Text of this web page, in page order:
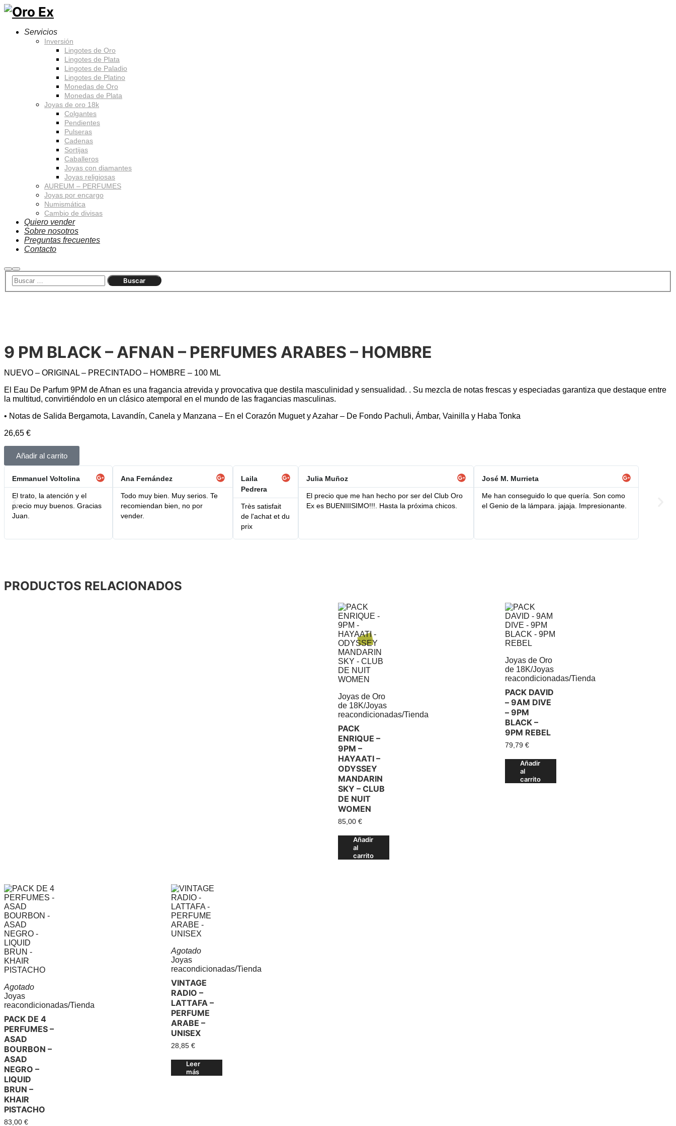
Servicios
Inversión
Lingotes de Oro
Lingotes de Plata
Lingotes de Paladio
Lingotes de Platino
Monedas de Oro
Monedas de Plata
Joyas de oro 18k
Colgantes
Pendientes
Pulseras
Cadenas
Sortijas
Caballeros
Joyas con diamantes
Joyas religiosas
AUREUM – PERFUMES
Joyas por encargo
Numismática
Cambio de divisas
Quiero vender
Sobre nosotros
Preguntas frecuentes
Contacto
9 PM BLACK – AFNAN – PERFUMES ARABES – HOMBRE
NUEVO – ORIGINAL – PRECINTADO – HOMBRE – 100 ML
El Eau De Parfum 9PM de Afnan es una fragancia atrevida y provocativa que destila masculinidad y sensualidad. . Su mezcla de notas frescas y especiadas garantiza que destaque entre
la multitud, convirtiéndolo en un clásico atemporal en el mundo de las fragancias masculinas.
• Notas de Salida Bergamota, Lavandín, Canela y Manzana – En el Corazón Muguet y Azahar – De Fondo Pachuli, Ámbar, Vainilla y Haba Tonka
26,65 €
Añadir al carrito
Emmanuel Voltolina
El trato, la atención y el
precio muy buenos. Gracias
Juan.
Ana Fernández
Todo muy bien. Muy serios. Te
recomiendan bien, no por
vender.
Laila
Pedrera
Très satisfait
de l'achat et du
prix
Julia Muñoz
El precio que me han hecho por ser del Club Oro
Ex es BUENIIISIMO!!!. Hasta la próxima chicos.
José M. Murrieta
Me han conseguido lo que quería. Son como
el Genio de la lámpara. jajaja. Impresionante.
PRODUCTOS RELACIONADOS
Joyas de Oro
de 18K/Joyas
reacondicionadas/Tienda
PACK
ENRIQUE –
9PM –
HAYAATI –
ODYSSEY
MANDARIN
SKY – CLUB
DE NUIT
WOMEN
85,00 €
Añadir
al
carrito
Joyas de Oro
de 18K/Joyas
reacondicionadas/Tienda
PACK DAVID
– 9AM DIVE
– 9PM
BLACK –
9PM REBEL
79,79 €
Añadir
al
carrito
Agotado
Joyas
reacondicionadas/Tienda
PACK DE 4
PERFUMES –
ASAD
BOURBON –
ASAD
NEGRO –
LIQUID
BRUN –
KHAIR
PISTACHO
83,00 €
Agotado
Joyas
reacondicionadas/Tienda
VINTAGE
RADIO –
LATTAFA –
PERFUME
ARABE –
UNISEX
28,85 €
Leer
más